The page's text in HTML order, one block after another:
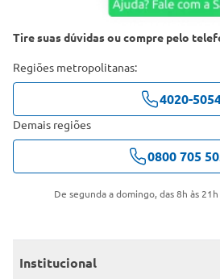
Tire suas dúvidas ou compre pelo
Regiões metropolitanas:
4020-
Demais regiões
0800 705
De segunda a domingo, das 8h às
Institucional